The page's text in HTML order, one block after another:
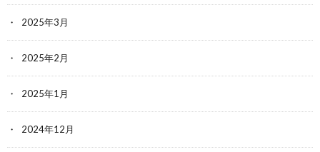
2025年3月
2025年2月
2025年1月
2024年12月